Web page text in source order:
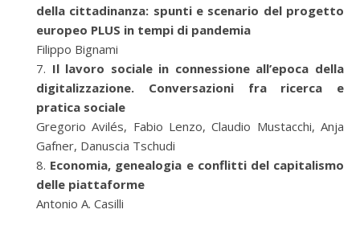
della cittadinanza: spunti e scenario del progetto
europeo PLUS in tempi di pandemia
Filippo Bignami
Il lavoro sociale in connessione all’epoca della
digitalizzazione. Conversazioni fra ricerca e
pratica sociale
Gregorio Avilés, Fabio Lenzo, Claudio Mustacchi, Anja
Gafner, Danuscia Tschudi
Economia, genealogia e conflitti del capitalismo
delle piattaforme
Antonio A. Casilli